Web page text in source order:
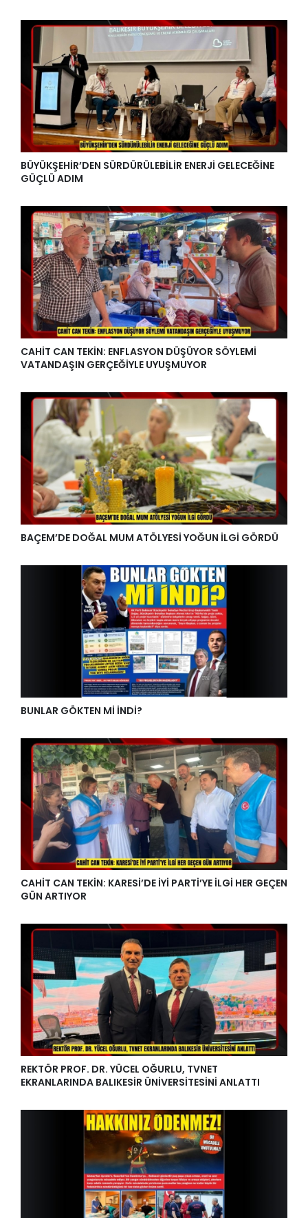
BÜYÜKŞEHİR’DEN SÜRDÜRÜLEBİLİR ENERJİ GELECEĞİNE
GÜÇLÜ ADIM
CAHİT CAN TEKİN: ENFLASYON DÜŞÜYOR SÖYLEMİ
VATANDAŞIN GERÇEĞİYLE UYUŞMUYOR
BAÇEM’DE DOĞAL MUM ATÖLYESİ YOĞUN İLGİ GÖRDÜ
BUNLAR GÖKTEN Mİ İNDİ?
CAHİT CAN TEKİN: KARESİ’DE İYİ PARTİ’YE İLGİ HER GEÇEN
GÜN ARTIYOR
REKTÖR PROF. DR. YÜCEL OĞURLU, TVNET
EKRANLARINDA BALIKESİR ÜNİVERSİTESİNİ ANLATTI